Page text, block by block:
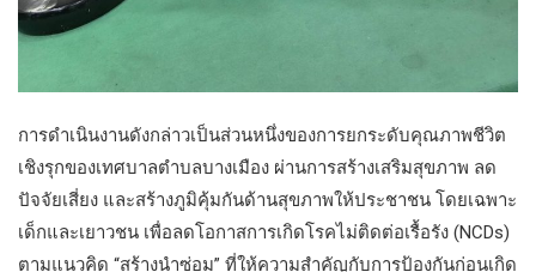
การดำเนินงานดังกล่าวเป็นส่วนหนึ่งของการยกระดับคุณภาพชีวิต
เชิงรุกของเทศบาลตำบลบางเมือง ผ่านการสร้างเสริมสุขภาพ ลด
ปัจจัยเสี่ยง และสร้างภูมิคุ้มกันด้านสุขภาพให้ประชาชน โดยเฉพาะ
เด็กและเยาวชน เพื่อลดโอกาสการเกิดโรคไม่ติดต่อเรื้อรัง (NCDs)
ตามแนวคิด “สร้างนำซ่อม” ที่ให้ความสำคัญกับการป้องกันก่อนเกิด